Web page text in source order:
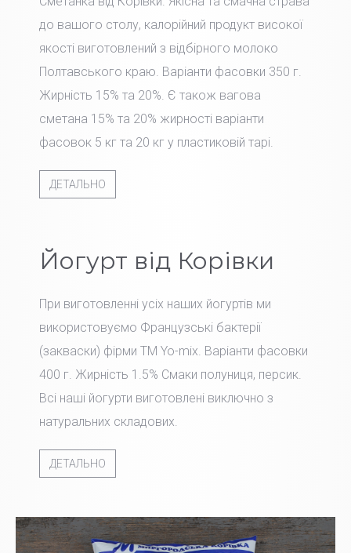
до вашого столу, калорійний продукт високої
якості виготовлений з відбірного молоко
Полтавського краю. Варіанти фасовки 350 г.
Жирність 15% та 20%. Є також вагова
сметана 15% та 20% жирності варіанти
фасовок 5 кг та 20 кг у пластиковій тарі.
ДЕТАЛЬНО
Йогурт від Корівки
При виготовленні усіх наших йогуртів ми
використовуємо Французські бактерії
(закваски) фірми TM Yo-mix. Варіанти фасовки
400 г. Жирність 1.5% Смаки полуниця, персик.
Всі наші йогурти виготовлені виключно з
натуральних складових.
ДЕТАЛЬНО